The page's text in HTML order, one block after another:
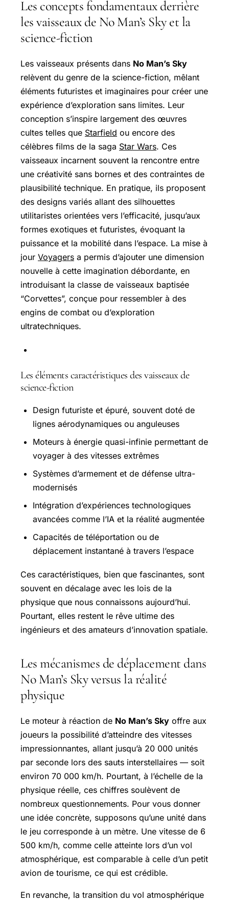
Les concepts fondamentaux derrière
les vaisseaux de No Man’s Sky et la
science-fiction
Les vaisseaux présents dans No Man’s Sky
relèvent du genre de la science-fiction, mêlant
éléments futuristes et imaginaires pour créer une
expérience d’exploration sans limites. Leur
conception s’inspire largement des œuvres
cultes telles que Starfield ou encore des
célèbres films de la saga Star Wars. Ces
vaisseaux incarnent souvent la rencontre entre
une créativité sans bornes et des contraintes de
plausibilité technique. En pratique, ils proposent
des designs variés allant des silhouettes
utilitaristes orientées vers l’efficacité, jusqu’aux
formes exotiques et futuristes, évoquant la
puissance et la mobilité dans l’espace. La mise à
jour Voyagers a permis d’ajouter une dimension
nouvelle à cette imagination débordante, en
introduisant la classe de vaisseaux baptisée
“Corvettes”, conçue pour ressembler à des
engins de combat ou d’exploration
ultratechniques.
Les éléments caractéristiques des vaisseaux de
science-fiction
Design futuriste et épuré, souvent doté de
lignes aérodynamiques ou anguleuses
Moteurs à énergie quasi-infinie permettant de
voyager à des vitesses extrêmes
Systèmes d’armement et de défense ultra-
modernisés
Intégration d’expériences technologiques
avancées comme l’IA et la réalité augmentée
Capacités de téléportation ou de
déplacement instantané à travers l’espace
Ces caractéristiques, bien que fascinantes, sont
souvent en décalage avec les lois de la
physique que nous connaissons aujourd’hui.
Pourtant, elles restent le rêve ultime des
ingénieurs et des amateurs d’innovation spatiale.
Les mécanismes de déplacement dans
No Man’s Sky versus la réalité
physique
Le moteur à réaction de No Man’s Sky offre aux
joueurs la possibilité d’atteindre des vitesses
impressionnantes, allant jusqu’à 20 000 unités
par seconde lors des sauts interstellaires — soit
environ 70 000 km/h. Pourtant, à l’échelle de la
physique réelle, ces chiffres soulèvent de
nombreux questionnements. Pour vous donner
une idée concrète, supposons qu’une unité dans
le jeu corresponde à un mètre. Une vitesse de 6
500 km/h, comme celle atteinte lors d’un vol
atmosphérique, est comparable à celle d’un petit
avion de tourisme, ce qui est crédible.
En revanche, la transition du vol atmosphérique